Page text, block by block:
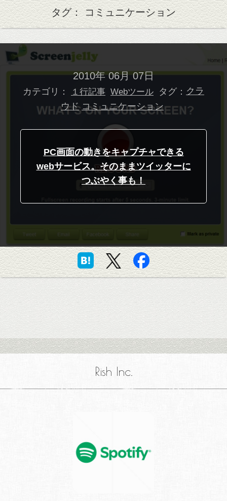
タグ： コミュニケーション
2010年 06月 07日
カテゴリ： １行記事 Webツール タグ： クラ
ウド コミュニケーション
PC画面の動きをキャプチャできる
webサービス。そのままツイッターに
つぶやく事も！
Rish Inc.